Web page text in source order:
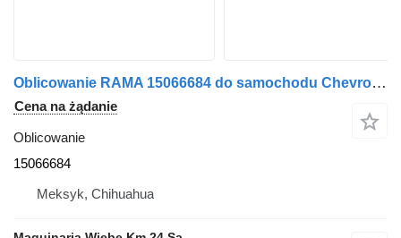
Oblicowanie RAMA 15066684 do samochodu Chevrolet SILVERADO 2000
Cena na żądanie
Oblicowanie
15066684
Meksyk, Chihuahua